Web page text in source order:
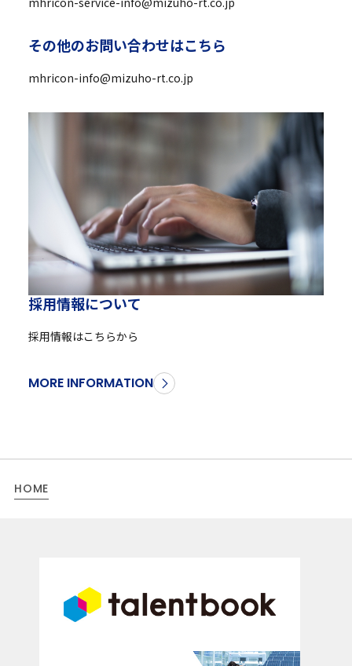
その他のお問い合わせはこちら
mhricon-info@mizuho-rt.co.jp
採用情報について
採用情報はこちらから
MORE INFORMATION
HOME